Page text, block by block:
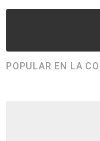
POPULAR EN LA